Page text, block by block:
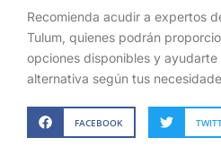
Recomienda acudir a expertos
Tulum, quienes podrán
opciones disponibles y
alternativa según tus
FACEBOOK